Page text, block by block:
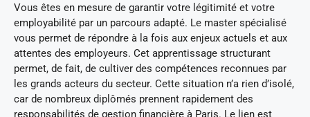
Vous êtes en mesure de garantir votre légitimité et votre
employabilité par un parcours adapté. Le master spécialisé
vous permet de répondre à la fois aux enjeux actuels et aux
attentes des employeurs. Cet apprentissage structurant
permet, de fait, de cultiver des compétences reconnues par
les grands acteurs du secteur. Cette situation n’a rien d’isolé,
car de nombreux diplômés prennent rapidement des
responsabilités de gestion financière à Paris. Le lien est